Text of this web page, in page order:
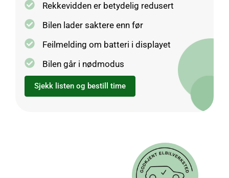
Rekkevidden er betydelig redusert
Bilen lader saktere enn før
Feilmelding om batteri i displayet
Bilen går i nødmodus
Sjekk listen og bestill time